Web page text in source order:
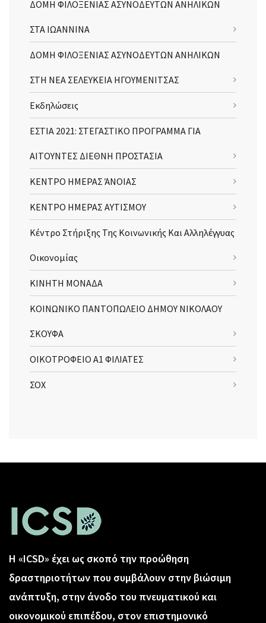
ΔΟΜΗ ΦΙΛΟΞΕΝΙΑΣ ΑΣΥΝΟΔΕΥΤΩΝ ΑΝΗΛΙΚΩΝ
ΣΤΑ ΙΩΑΝΝΙΝΑ
ΔΟΜΗ ΦΙΛΟΞΕΝΙΑΣ ΑΣΥΝΟΔΕΥΤΩΝ ΑΝΗΛΙΚΩΝ
ΣΤΗ ΝΕΑ ΣΕΛΕΥΚΕΙΑ ΗΓΟΥΜΕΝΙΤΣΑΣ
Εκδηλώσεις
ΕΣΤΙΑ 2021: ΣΤΕΓΑΣΤΙΚΟ ΠΡΟΓΡΑΜΜΑ ΓΙΑ
ΑΙΤΟΥΝΤΕΣ ΔΙΕΘΝΗ ΠΡΟΣΤΑΣΙΑ
ΚΕΝΤΡΟ ΗΜΕΡΑΣ ΆΝΟΙΑΣ
ΚΕΝΤΡΟ ΗΜΕΡΑΣ ΑΥΤΙΣΜΟΥ
Κέντρο Στήριξης Της Κοινωνικής Και Αλληλέγγυας
Οικονομίας
ΚΙΝΗΤΗ ΜΟΝΑΔΑ
ΚΟΙΝΩΝΙΚΟ ΠΑΝΤΟΠΩΛΕΙΟ ΔΗΜΟΥ ΝΙΚΟΛΑΟΥ
ΣΚΟΥΦΑ
ΟΙΚΟΤΡΟΦΕΙΟ Α1 ΦΙΛΙΑΤΕΣ
ΣΟΧ
Η «ICSD» έχει ως σκοπό την προώθηση
δραστηριοτήτων που συμβάλουν στην βιώσιμη
ανάπτυξη, στην άνοδο του πνευματικού και
οικονομικού επιπέδου, στον επιστημονικό